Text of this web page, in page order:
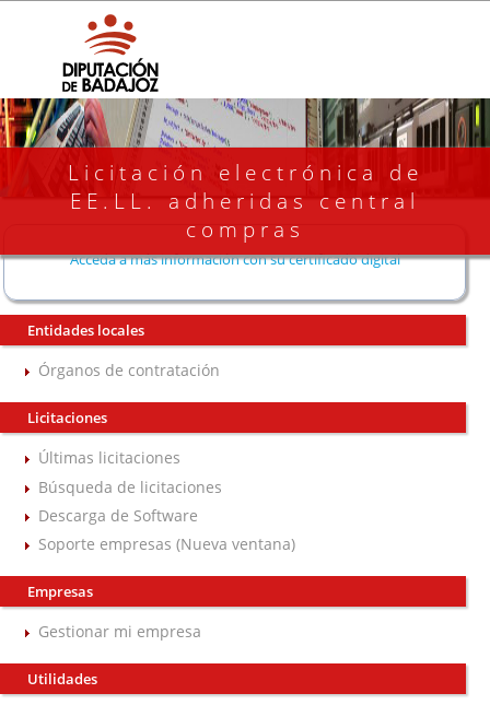
Licitación electrónica de
EE.LL. adheridas central
compras
Acceda a más información con su certificado digital
Entidades locales
Órganos de contratación
Licitaciones
Últimas licitaciones
Búsqueda de licitaciones
Descarga de Software
Soporte empresas (Nueva ventana)
Empresas
Gestionar mi empresa
Utilidades